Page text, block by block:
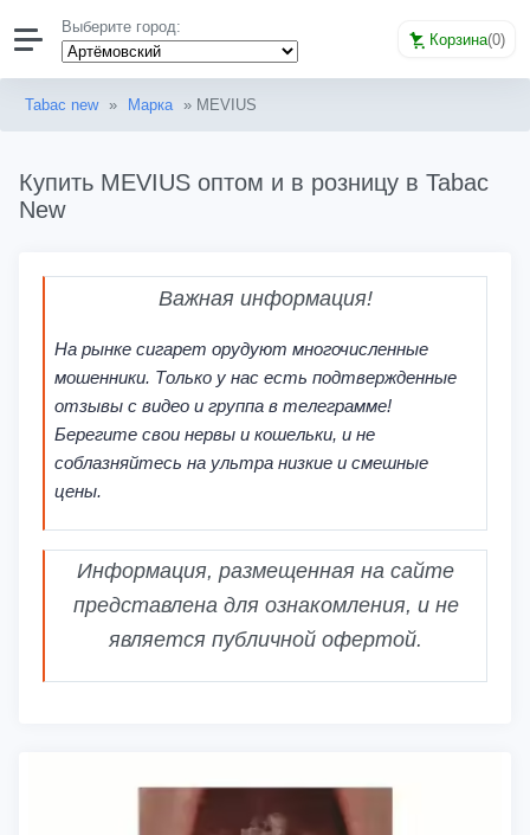
Выберите город:
Корзина(0)
Tabac new » Марка » MEVIUS
Купить MEVIUS оптом и в розницу в Tabac
New
Важная информация!
На рынке сигарет орудуют многочисленные
мошенники. Только у нас есть подтвержденные
отзывы с видео и группа в телеграмме!
Берегите свои нервы и кошельки, и не
соблазняйтесь на ультра низкие и смешные
цены.
Информация, размещенная на сайте
представлена для ознакомления, и не
является публичной офертой.